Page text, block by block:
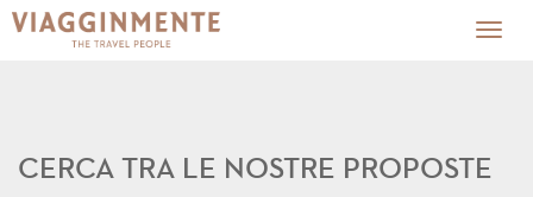
CERCA TRA LE NOSTRE PROPOSTE